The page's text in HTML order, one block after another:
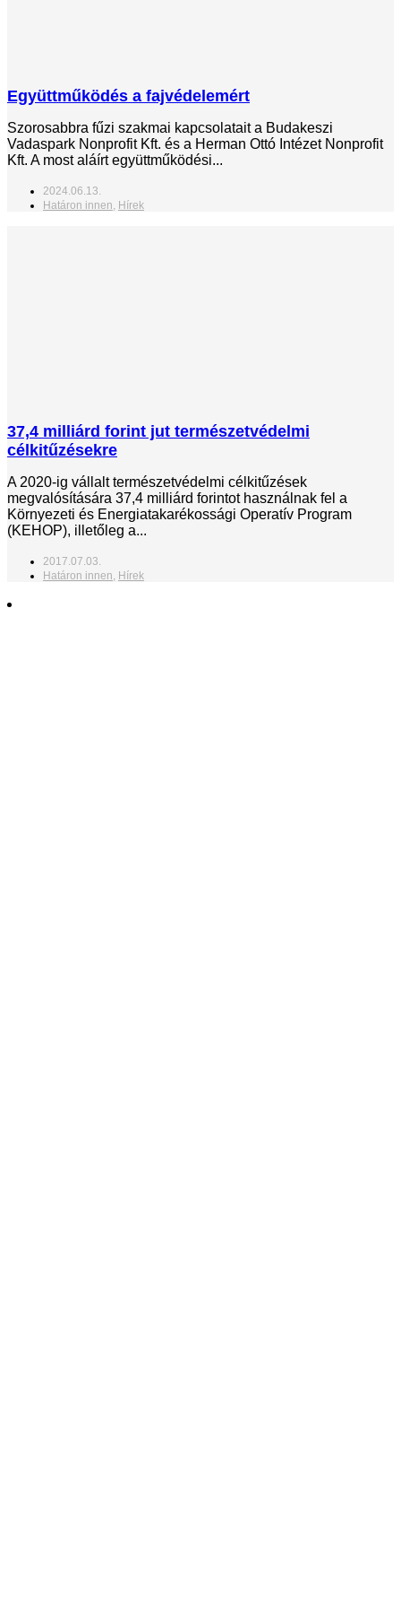
Együttműködés a fajvédelemért
Szorosabbra fűzi szakmai kapcsolatait a Budakeszi
Vadaspark Nonprofit Kft. és a Herman Ottó Intézet Nonprofit
Kft. A most aláírt együttműködési...
2024.06.13.
Határon innen, Hírek
37,4 milliárd forint jut természetvédelmi
célkitűzésekre
A 2020-ig vállalt természetvédelmi célkitűzések
megvalósítására 37,4 milliárd forintot használnak fel a
Környezeti és Energiatakarékossági Operatív Program
(KEHOP), illetőleg a...
2017.07.03.
Határon innen Hírek